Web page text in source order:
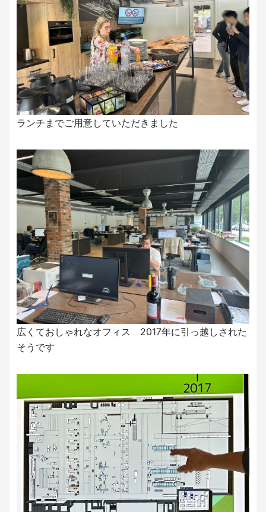
ランチまでご用意していただきました
広くておしゃれなオフィス 2017年に引っ越しされた
そうです